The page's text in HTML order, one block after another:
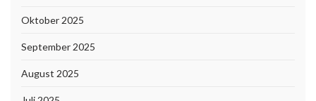
Oktober 2025
September 2025
August 2025